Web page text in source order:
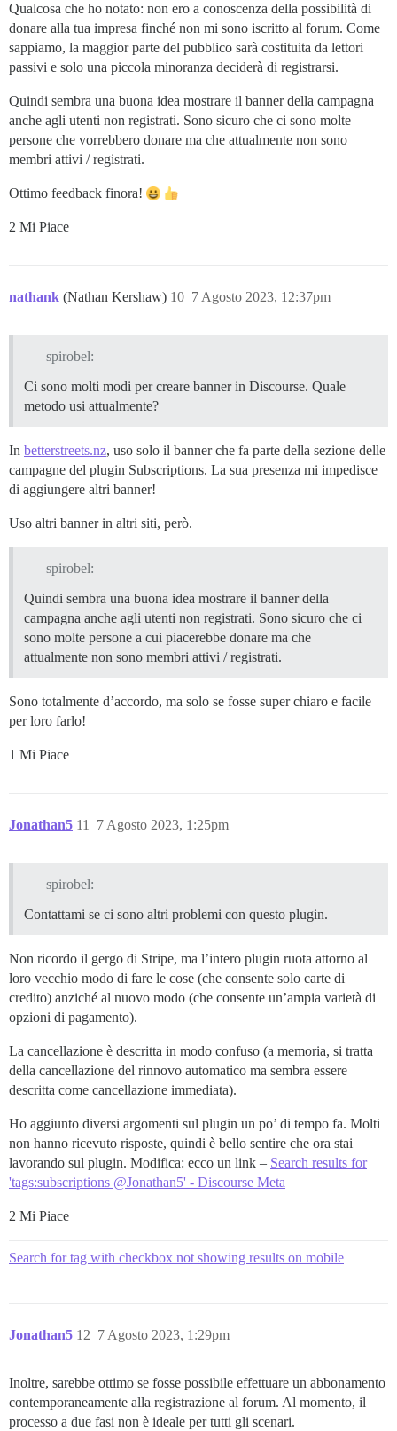
Qualcosa che ho notato: non ero a conoscenza della possibilità di
donare alla tua impresa finché non mi sono iscritto al forum. Come
sappiamo, la maggior parte del pubblico sarà costituita da lettori
passivi e solo una piccola minoranza deciderà di registrarsi.
Quindi sembra una buona idea mostrare il banner della campagna
anche agli utenti non registrati. Sono sicuro che ci sono molte
persone che vorrebbero donare ma che attualmente non sono
membri attivi / registrati.
Ottimo feedback finora!
2 Mi Piace
nathank (Nathan Kershaw) 7 Agosto 2023, 12:37pm
10
spirobel:
Ci sono molti modi per creare banner in Discourse. Quale
metodo usi attualmente?
In betterstreets.nz, uso solo il banner che fa parte della sezione delle
campagne del plugin Subscriptions. La sua presenza mi impedisce
di aggiungere altri banner!
Uso altri banner in altri siti, però.
spirobel:
Quindi sembra una buona idea mostrare il banner della
campagna anche agli utenti non registrati. Sono sicuro che ci
sono molte persone a cui piacerebbe donare ma che
attualmente non sono membri attivi / registrati.
Sono totalmente d’accordo, ma solo se fosse super chiaro e facile
per loro farlo!
1 Mi Piace
Jonathan5 7 Agosto 2023, 1:25pm
11
spirobel:
Contattami se ci sono altri problemi con questo plugin.
Non ricordo il gergo di Stripe, ma l’intero plugin ruota attorno al
loro vecchio modo di fare le cose (che consente solo carte di
credito) anziché al nuovo modo (che consente un’ampia varietà di
opzioni di pagamento).
La cancellazione è descritta in modo confuso (a memoria, si tratta
della cancellazione del rinnovo automatico ma sembra essere
descritta come cancellazione immediata).
Ho aggiunto diversi argomenti sul plugin un po’ di tempo fa. Molti
non hanno ricevuto risposte, quindi è bello sentire che ora stai
lavorando sul plugin. Modifica: ecco un link – Search results for
'tags:subscriptions @Jonathan5' - Discourse Meta
2 Mi Piace
Search for tag with checkbox not showing results on mobile
Jonathan5 7 Agosto 2023, 1:29pm
12
Inoltre, sarebbe ottimo se fosse possibile effettuare un abbonamento
contemporaneamente alla registrazione al forum. Al momento, il
processo a due fasi non è ideale per tutti gli scenari.